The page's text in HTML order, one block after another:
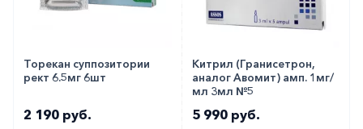
Торекан суппозитории
рект 6.5мг 6шт
2 190 руб.
Китрил (Гранисетрон,
аналог Авомит) амп. 1мг/
мл 3мл №5
5 990 руб.